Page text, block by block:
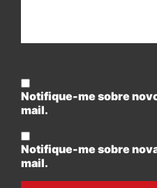
Notifique-me sobre
mail.
Notifique-me sobre
mail.